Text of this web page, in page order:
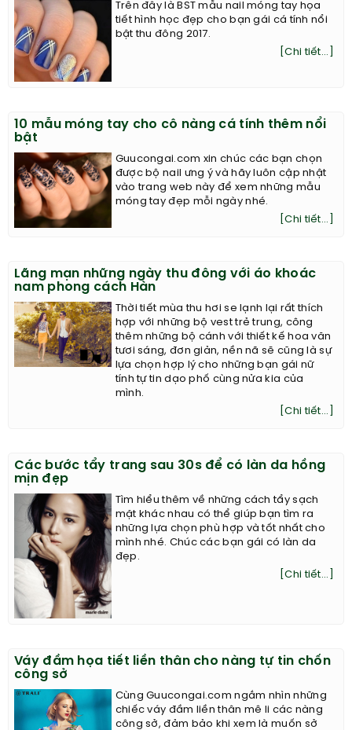
Trên đây là BST mẫu nail móng tay họa
tiết hình học đẹp cho bạn gái cá tính nổi
bật thu đông 2017.
[Chi tiết...]
10 mẫu móng tay cho cô nàng cá tính thêm nổi
bật
Guucongai.com xin chúc các bạn chọn
được bộ nail ưng ý và hãy luôn cập nhật
vào trang web này để xem những mẫu
móng tay đẹp mỗi ngày nhé.
[Chi tiết...]
Lãng mạn những ngày thu đông với áo khoác
nam phong cách Hàn
Thời tiết mùa thu hơi se lạnh lại rất thích
hợp với những bộ vest trẻ trung, công
thêm những bộ cánh với thiết kế hoa văn
tươi sáng, đơn giản, nền nã sẽ cũng là sự
lựa chọn hợp lý cho những bạn gái nữ
tính tự tin dạo phố cùng nửa kia của
mình.
[Chi tiết...]
Các bước tẩy trang sau 30s để có làn da hồng
mịn đẹp
Tìm hiểu thêm về những cách tẩy sạch
mặt khác nhau có thể giúp bạn tìm ra
những lựa chọn phù hợp và tốt nhất cho
mình nhé. Chúc các bạn gái có làn da
đẹp.
[Chi tiết...]
Váy đầm họa tiết liền thân cho nàng tự tin chốn
công sở
Cùng Guucongai.com ngắm nhìn những
chiếc váy đầm liền thân mê li các nàng
công sở, đảm bảo khi xem là muốn sở